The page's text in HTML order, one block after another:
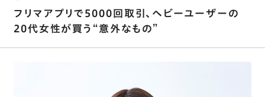
フリマアプリで5000回取引、ヘビーユーザーの
20代女性が買う“意外なもの”